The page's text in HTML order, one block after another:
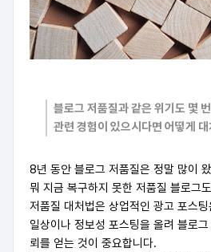
블로그 저품질과 같은 위기도 몇
관련 경험이 있으시다면 어떻게
8년 동안 블로그 저품질은 정말 많이
뭐 지금 복구하지 못한 저품질 블로그
저품질 대처법은 상업적인 광고 포스
일상이나 정보성 포스팅을 올려 블로
뢰를 얻는 것이 중요합니다.